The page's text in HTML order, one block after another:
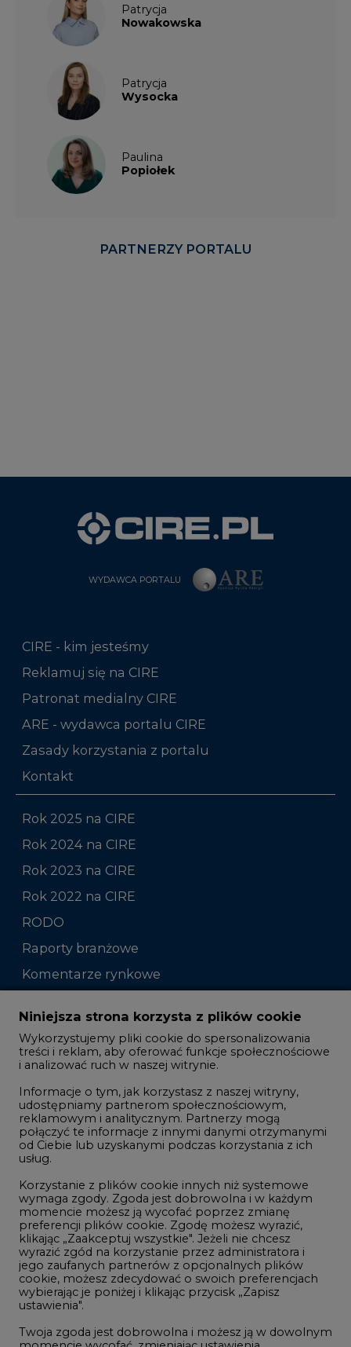
Patrycja
Nowakowska
Patrycja
Wysocka
Paulina
Popiołek
PARTNERZY PORTALU
WYDAWCA PORTALU
CIRE - kim jesteśmy
Reklamuj się na CIRE
Patronat medialny CIRE
ARE - wydawca portalu CIRE
Zasady korzystania z portalu
Kontakt
Rok 2025 na CIRE
Rok 2024 na CIRE
Rok 2023 na CIRE
Rok 2022 na CIRE
RODO
Raporty branżowe
Komentarze rynkowe
Zmiany kadrowe na rynku
Studio CIRE
Rozmowy o energetyce
Gospodarka
Geopolityka
LTE450
Innowacje i AI
Telekomunikacja i IT
Handel emisjami CO2
Wodór
Górnictwo
Niniejsza strona korzysta z plików cookie
Wykorzystujemy pliki cookie do spersonalizowania
treści i reklam, aby oferować funkcje społecznościowe
i analizować ruch w naszej witrynie.
Informacje o tym, jak korzystasz z naszej witryny,
udostępniamy partnerom społecznościowym,
reklamowym i analitycznym. Partnerzy mogą
połączyć te informacje z innymi danymi otrzymanymi
od Ciebie lub uzyskanymi podczas korzystania z ich
usług.
Korzystanie z plików cookie innych niż systemowe
wymaga zgody. Zgoda jest dobrowolna i w każdym
momencie możesz ją wycofać poprzez zmianę
preferencji plików cookie. Zgodę możesz wyrazić,
klikając „Zaakceptuj wszystkie". Jeżeli nie chcesz
wyrazić zgód na korzystanie przez administratora i
jego zaufanych partnerów z opcjonalnych plików
cookie, możesz zdecydować o swoich preferencjach
wybierając je poniżej i klikając przycisk „Zapisz
ustawienia".
Twoja zgoda jest dobrowolna i możesz ją w dowolnym